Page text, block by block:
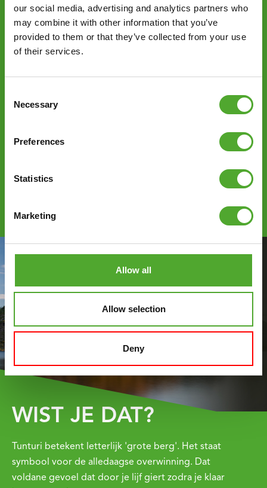
our social media, advertising and analytics partners who
may combine it with other information that you’ve
provided to them or that they’ve collected from your use
of their services.
Selection
Necessary
Preferences
Statistics
Marketing
Allow all
Allow selection
Deny
FITNESS
We zijn opgericht in 1922 en zorgden voor een
revolutie in de fitnesswereld in 1969. In dat jaar
cardio- en krachtraining. We hebben alles wat je
wilt. We zijn er voor je.
WIST JE DAT?
Tunturi betekent letterlijk 'grote berg'. Het staat
symbool voor de alledaagse overwinning. Dat
voldane gevoel dat door je lijf giert zodra je klaar